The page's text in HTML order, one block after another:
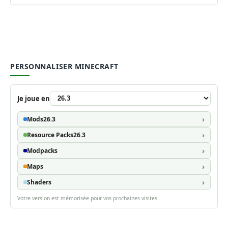
PERSONNALISER MINECRAFT
Je joue en
Mods26.3
Resource Packs26.3
Modpacks
Maps
Shaders
Votre version est mémorisée pour vos prochaines visites.